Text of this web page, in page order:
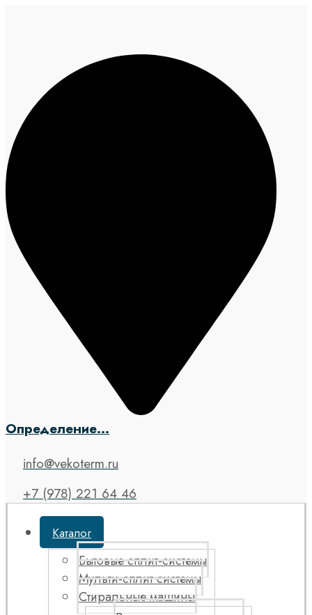
Определение...
info@vekoterm.ru
+7 (978) 221 64 46
Каталог
Бытовые сплит-системы
Мульти-сплит системы
Стиральные машины